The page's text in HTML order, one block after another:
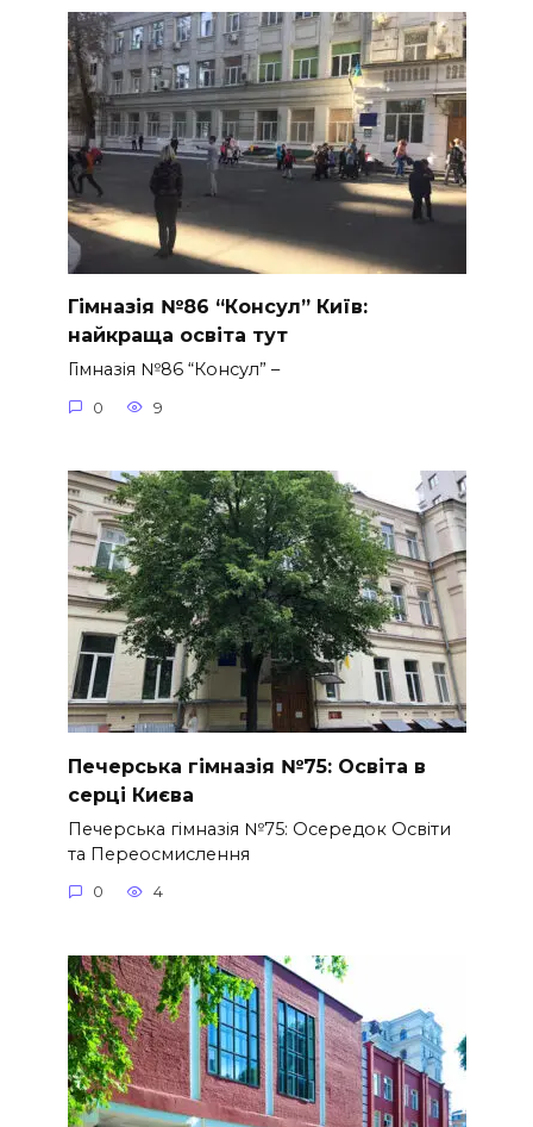
Гімназія №86 “Консул” Київ:
найкраща освіта тут
Гімназія №86 “Консул” –
0 9
Печерська гімназія №75: Освіта в
серці Києва
Печерська гімназія №75: Осередок Освіти
та Переосмислення
0 4